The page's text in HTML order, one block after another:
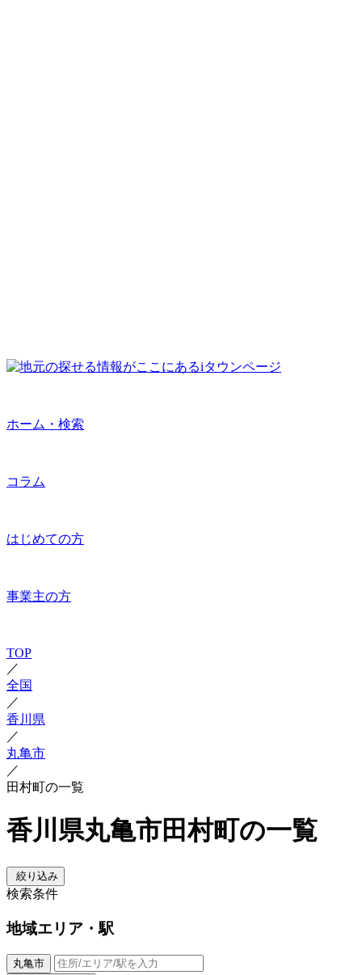
ホーム・検索
コラム
はじめての方
事業主の方
TOP
／
全国
／
香川県
／
丸亀市
／
田村町の一覧
香川県丸亀市田村町の一覧
絞り込み
検索条件
地域エリア・駅
丸亀市